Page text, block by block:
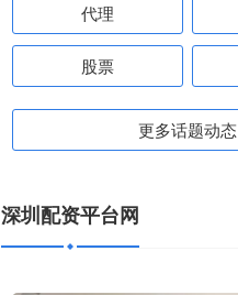
代理
股票
更多话题动态
深圳配资平台网